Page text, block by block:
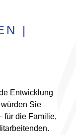
|
Entwicklung
Sie
für die Familie,